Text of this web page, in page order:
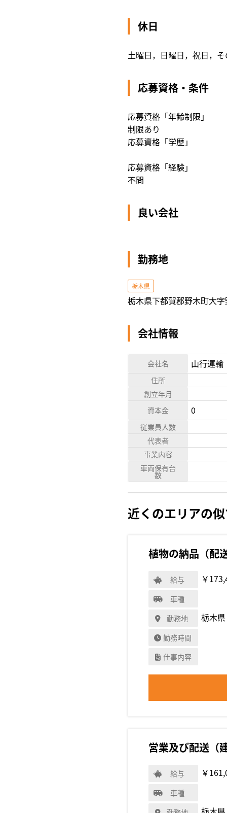
休日
土曜日，日曜日，祝日，
応募資格・条件
応募資格「年齢制限」
制限あり
応募資格「学歴」
応募資格「経験」
不問
良い会社
勤務地
栃木県
栃木県下都賀郡野木町大
会社情報
会社名 山行運
住所
創立年月
資本金
0
従業員人数
代表者
事業内容
車両保有台
数
近くのエリアの
植物の納品（配
給与 ￥
車種
勤務地
栃木県
勤務時間
仕事内容
営業及び配送（
給与 ￥
車種